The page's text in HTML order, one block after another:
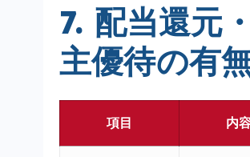
7. 配当還元
主優待の有
項目 内